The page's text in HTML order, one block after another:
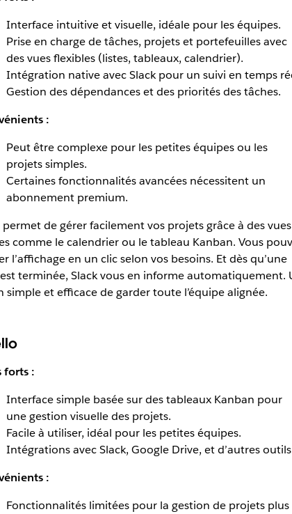
Interface intuitive et visuelle, idéale pour les équipes.
Prise en charge de tâches, projets et portefeuilles avec
des vues flexibles (listes, tableaux, calendrier).
Intégration native avec Slack pour un suivi en temps
Gestion des dépendances et des priorités des tâches.
:
Peut être complexe pour les petites équipes ou les
projets simples.
Certaines fonctionnalités avancées nécessitent un
abonnement premium.
permet de gérer facilement vos projets grâce à des vues
comme le calendrier ou le tableau Kanban. Vous
l’affichage en un clic selon vos besoins. Et dès qu’une
terminée, Slack vous en informe automatiquement.
simple et efficace de garder toute l’équipe alignée.
forts :
Interface simple basée sur des tableaux Kanban pour
une gestion visuelle des projets.
Facile à utiliser, idéal pour les petites équipes.
Intégrations avec Slack, Google Drive, et d’autres
:
Fonctionnalités limitées pour la gestion de projets plus